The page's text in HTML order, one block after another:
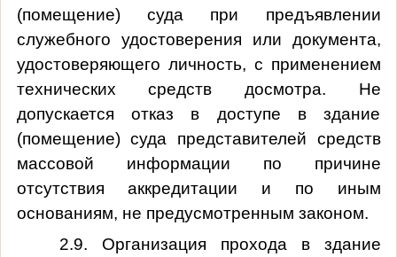
(помещение) суда при предъявлении
служебного удостоверения или документа,
удостоверяющего личность, с применением
технических средств досмотра. Не
допускается отказ в доступе в здание
(помещение) суда представителей средств
массовой информации по причине
отсутствия аккредитации и по иным
основаниям, не предусмотренным законом.
2.9. Организация прохода в здание